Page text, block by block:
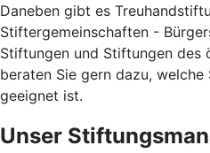
Daneben gibt es
Stiftergemeinschaften -
Stiftungen und Stiftungen des
beraten Sie gern dazu,
geeignet ist.
Unser